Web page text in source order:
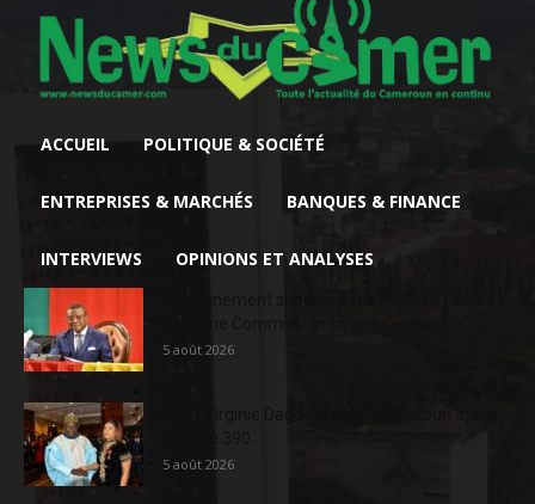
ACCUEIL POLITIQUE & SOCIÉTÉ
ENTREPRISES & MARCHÉS BANQUES & FINANCE
INTERVIEWS OPINIONS ET ANALYSES
5 août 2026
5 août 2026